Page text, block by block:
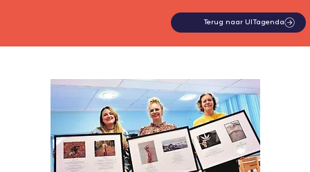
Terug naar UITagenda